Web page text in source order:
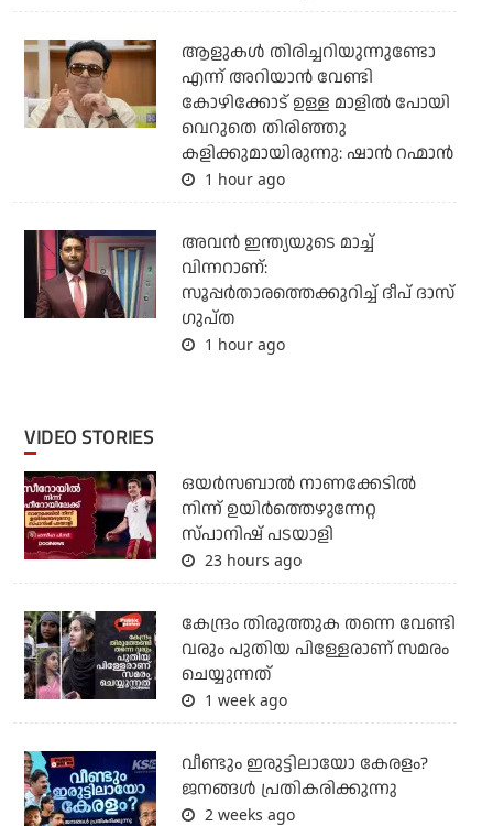
ആളുകൾ തിരിച്ചറിയുന്നുണ്ടോ
എന്ന് അറിയാൻ വേണ്ടി
കോഴിക്കോട് ഉള്ള മാളിൽ പോയി
വെറുതെ തിരിഞ്ഞു
കളിക്കുമായിരുന്നു: ഷാൻ റഹ്മാൻ
1 hour ago
അവന്‍ ഇന്ത്യയുടെ മാച്ച്
വിന്നറാണ്:
സൂപ്പര്‍താരത്തെക്കുറിച്ച് ദീപ് ദാസ്
ഗുപ്ത
1 hour ago
VIDEO STORIES
ഒയര്‍സബാൽ നാണക്കേടിൽ
നിന്ന് ഉയിർത്തെഴുന്നേറ്റ
സ്പാനിഷ് പടയാളി
23 hours ago
കേന്ദ്രം തിരുത്തുക തന്നെ വേണ്ടി
വരും പുതിയ പിള്ളേരാണ് സമരം
ചെയ്യുന്നത്
1 week ago
വീണ്ടും ഇരുട്ടിലായോ കേരളം?
ജനങ്ങൾ പ്രതികരിക്കുന്നു
2 weeks ago